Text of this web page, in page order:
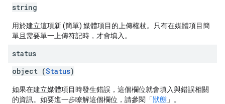
string
用於建立這項新 (簡單) 媒體項目的上傳權杖。只有在媒體項目簡
單且需要單一上傳符記時，才會填入。
status
object (Status)
如果在建立媒體項目時發生錯誤，這個欄位就會填入與錯誤相關
的資訊。如要進一步瞭解這個欄位，請參閱「狀態 」。